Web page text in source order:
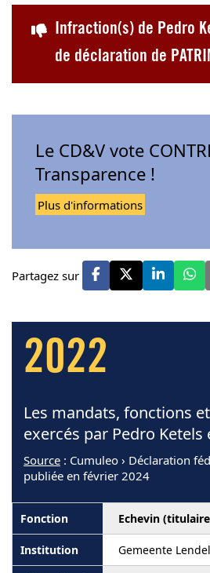
Infraction(s) de Pedro
de déclaration de
Le CD&V vote
Transparence !
Plus d'informations
Partagez sur
2022
Les mandats, fonctions
exercés par Pedro Ketels
Source : Cumuleo › Déclaration
publiée en février 2024
Echevin
Gemeente